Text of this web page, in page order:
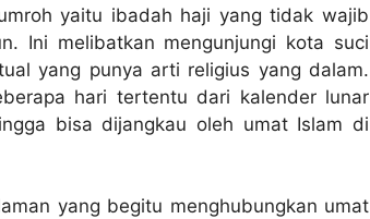
yaitu ibadah haji yang tidak wajib
Ini melibatkan mengunjungi kota suci
yang punya arti religius yang dalam.
hari tertentu dari kalender lunar
bisa dijangkau oleh umat Islam di
yang begitu menghubungkan umat